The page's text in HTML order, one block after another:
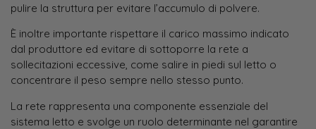
pulire la struttura per evitare l’accumulo di polvere.
È inoltre importante rispettare il carico massimo indicato
dal produttore ed evitare di sottoporre la rete a
sollecitazioni eccessive, come salire in piedi sul letto o
concentrare il peso sempre nello stesso punto.
La rete rappresenta una componente essenziale del
sistema letto e svolge un ruolo determinante nel garantire